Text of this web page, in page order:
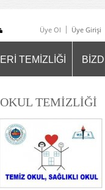
Üye Ol Üye Girişi
TEMİZLİĞİ
OKUL TEMİZLİĞİ